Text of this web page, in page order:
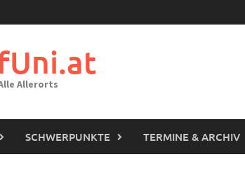
Allerorts
SCHWERPUNKTE TERMINE & ARCHIV